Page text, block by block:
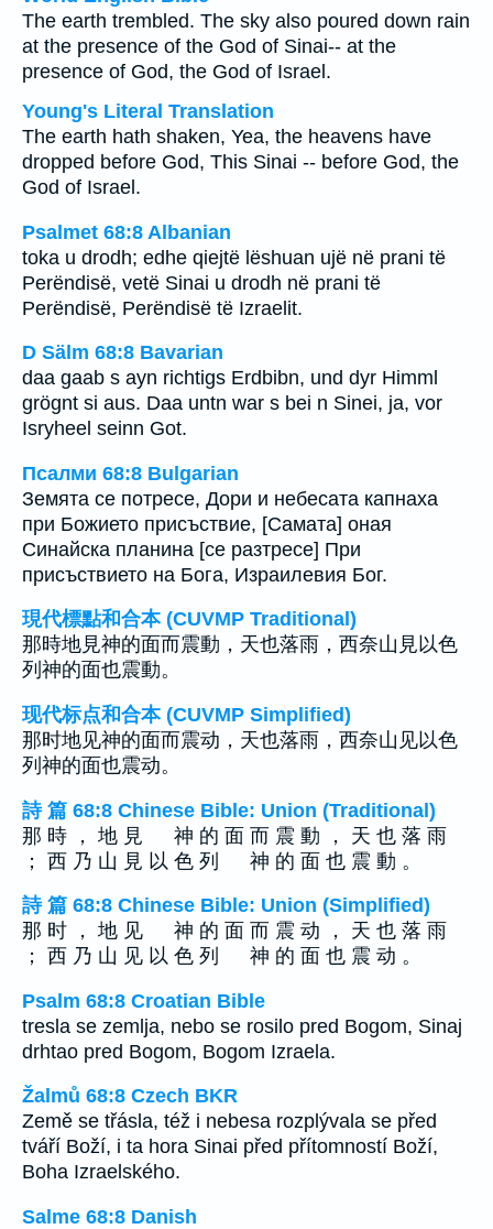
The earth trembled. The sky also poured down rain
at the presence of the God of Sinai-- at the
presence of God, the God of Israel.
Young's Literal Translation
The earth hath shaken, Yea, the heavens have
dropped before God, This Sinai -- before God, the
God of Israel.
Psalmet 68:8 Albanian
toka u drodh; edhe qiejtë lëshuan ujë në prani të
Perëndisë, vetë Sinai u drodh në prani të
Perëndisë, Perëndisë të Izraelit.
D Sälm 68:8 Bavarian
daa gaab s ayn richtigs Erdbibn, und dyr Himml
grögnt si aus. Daa untn war s bei n Sinei, ja, vor
Isryheel seinn Got.
Псалми 68:8 Bulgarian
Земята се потресе, Дори и небесата капнаха
при Божието присъствие, [Самата] оная
Синайска планина [се разтресе] При
присъствието на Бога, Израилевия Бог.
現代標點和合本 (CUVMP Traditional)
那時地見神的面而震動，天也落雨，西奈山見以色
列神的面也震動。
现代标点和合本 (CUVMP Simplified)
那时地见神的面而震动，天也落雨，西奈山见以色
列神的面也震动。
詩 篇 68:8 Chinese Bible: Union (Traditional)
那 時 ， 地 見 神 的 面 而 震 動 ， 天 也 落 雨
； 西 乃 山 見 以 色 列 神 的 面 也 震 動 。
詩 篇 68:8 Chinese Bible: Union (Simplified)
那 时 ， 地 见 神 的 面 而 震 动 ， 天 也 落 雨
； 西 乃 山 见 以 色 列 神 的 面 也 震 动 。
Psalm 68:8 Croatian Bible
tresla se zemlja, nebo se rosilo pred Bogom, Sinaj
drhtao pred Bogom, Bogom Izraela.
Žalmů 68:8 Czech BKR
Země se třásla, též i nebesa rozplývala se před
tváří Boží, i ta hora Sinai před přítomností Boží,
Boha Izraelského.
Salme 68:8 Danish